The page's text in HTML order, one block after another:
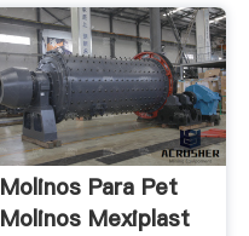
Molinos Para Pet
Molinos Mexiplast